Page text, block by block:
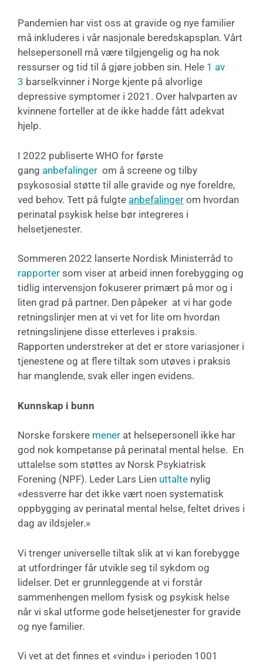
Pandemien har vist oss at gravide og nye familier
må inkluderes i vår nasjonale beredskapsplan. Vårt
helsepersonell må være tilgjengelig og ha nok
ressurser og tid til å gjøre jobben sin. Hele 1 av
3 barselkvinner i Norge kjente på alvorlige
depressive symptomer i 2021. Over halvparten av
kvinnene forteller at de ikke hadde fått adekvat
hjelp.
I 2022 publiserte WHO for første
gang anbefalinger om å screene og tilby
psykososial støtte til alle gravide og nye foreldre,
ved behov. Tett på fulgte anbefalinger om hvordan
perinatal psykisk helse bør integreres i
helsetjenester.
Sommeren 2022 lanserte Nordisk Ministerråd to
rapporter som viser at arbeid innen forebygging og
tidlig intervensjon fokuserer primært på mor og i
liten grad på partner. Den påpeker at vi har gode
retningslinjer men at vi vet for lite om hvordan
retningslinjene disse etterleves i praksis.
Rapporten understreker at det er store variasjoner i
tjenestene og at flere tiltak som utøves i praksis
har manglende, svak eller ingen evidens.
Kunnskap i bunn
Norske forskere mener at helsepersonell ikke har
god nok kompetanse på perinatal mental helse. En
uttalelse som støttes av Norsk Psykiatrisk
Forening (NPF). Leder Lars Lien uttalte nylig
«dessverre har det ikke vært noen systematisk
oppbygging av perinatal mental helse, feltet drives i
dag av ildsjeler.»
Vi trenger universelle tiltak slik at vi kan forebygge
at utfordringer får utvikle seg til sykdom og
lidelser. Det er grunnleggende at vi forstår
sammenhengen mellom fysisk og psykisk helse
når vi skal utforme gode helsetjenester for gravide
og nye familier.
Vi vet at det finnes et «vindu» i perioden 1001